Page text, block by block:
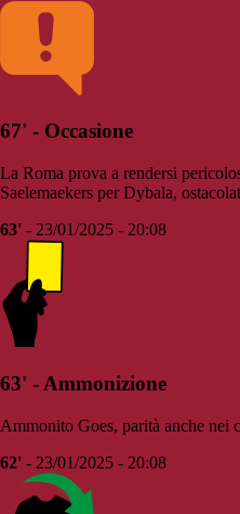
67' - Occasione
La Roma prova a rendersi
Saelemaekers per Dybala,
63' - 23/01/2025 - 20:08
63' - Ammonizione
Ammonito Goes, parità anche nei
62' - 23/01/2025 - 20:08